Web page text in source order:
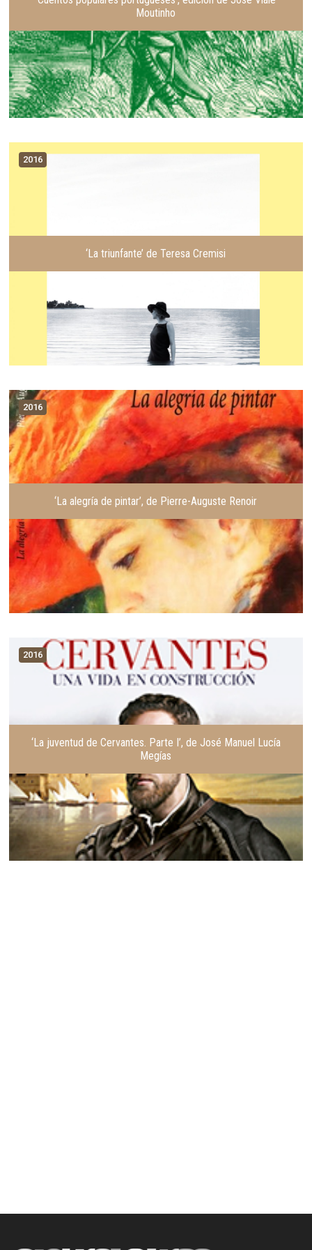
Moutinho
2016
‘La triunfante’ de Teresa Cremisi
2016
‘La alegría de pintar’, de Pierre-Auguste Renoir
2016
‘La juventud de Cervantes. Parte I’, de José Manuel Lucía
Megías